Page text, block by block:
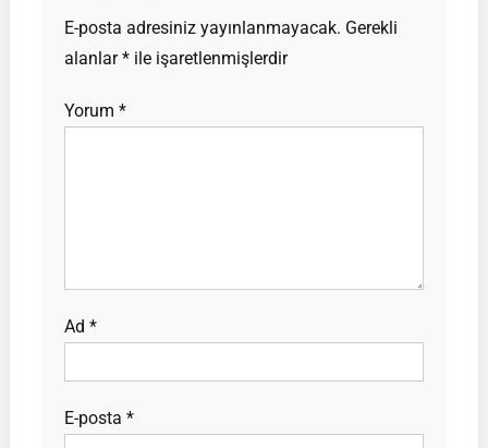
E-posta adresiniz yayınlanmayacak. Gerekli
alanlar*ile işaretlenmişlerdir
Yorum *
Ad *
E-posta *